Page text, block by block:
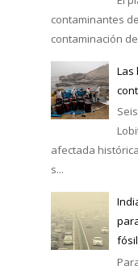
contaminantes
contaminación
Las
afectada
s...